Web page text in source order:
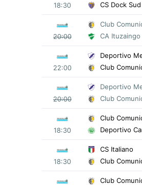
18:30
CS Dock Sud
20:00
Club
CA Ituzaingo
22:00
Deportivo
Club
20:00
Deportivo
Club
18:30
Club
Deportivo
18:30
CS Italiano
Club
Club